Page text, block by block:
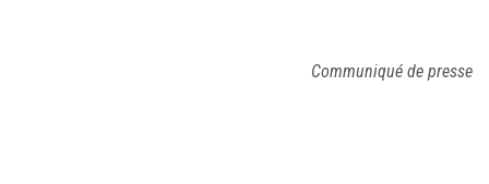
Communiqué de presse